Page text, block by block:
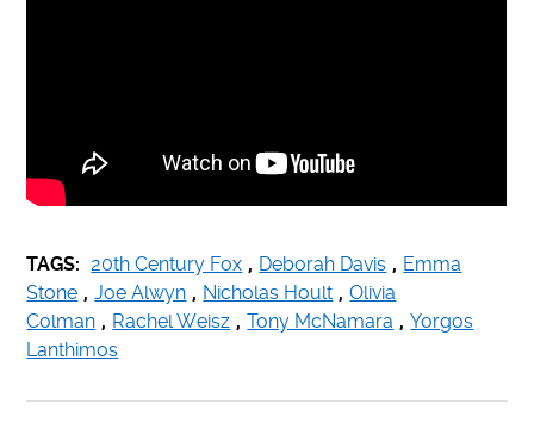
TAGS: 20th Century Fox , Deborah Davis , Emma
Stone , Joe Alwyn , Nicholas Hoult , Olivia
Colman , Rachel Weisz , Tony McNamara , Yorgos
Lanthimos